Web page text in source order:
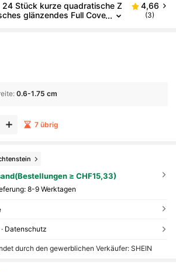
24 Stück kurze quadratische Z
glänzendes Full Cove
4,66
(3)
: 0.6-1.75 cm
7 übrig
≥ CHF15,33)
8-9 Werktagen
Datenschutz
durch den gewerblichen Verkäufer: SHEIN